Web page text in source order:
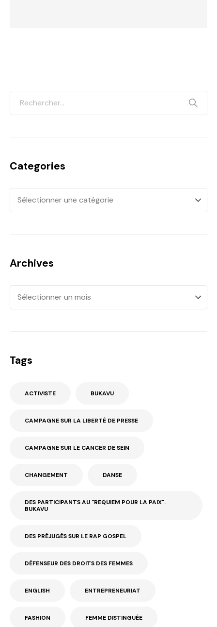
Categories
Archives
Tags
ACTIVISTE BUKAVU
CAMPAGNE SUR LA LIBERTÉ DE PRESSE
CAMPAGNE SUR LE CANCER DE SEIN
CHANGEMENT DANSE
DES PARTICIPANTS AU "REQUIEM POUR LA PAIX".
BUKAVU
DES PRÉJUGÉS SUR LE RAP GOSPEL
DÉFENSEUR DES DROITS DES FEMMES
ENGLISH ENTREPRENEURIAT
FASHION FEMME DISTINGUÉE